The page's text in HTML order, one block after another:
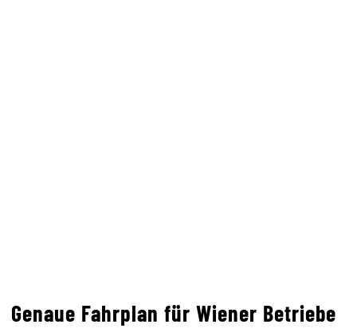
Genaue Fahrplan für Wiener Betriebe